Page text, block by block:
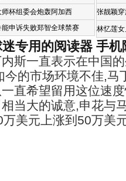
师杯组委会炮轰阿加西
能申诉失败郑智全球禁赛
张靓颖
林忆莲
专用的阅读器 手机
一直表示在中国的
今的市场环境不佳,马
直希望留用这位速
当大的诚意,申花与
美元上涨到50万美